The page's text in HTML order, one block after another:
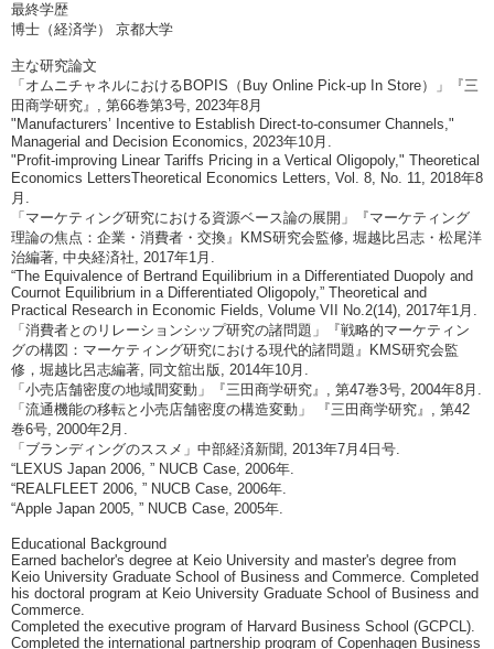
最終学歴
博士（経済学） 京都大学
主な研究論文
「オムニチャネルにおけるBOPIS（Buy Online Pick-up In Store）」『三
田商学研究』, 第66巻第3号, 2023年8月
"Manufacturers’ Incentive to Establish Direct-to-consumer Channels,"
Managerial and Decision Economics, 2023年10月.
"Profit-improving Linear Tariffs Pricing in a Vertical Oligopoly," Theoretical
Economics LettersTheoretical Economics Letters, Vol. 8, No. 11, 2018年8
月.
「マーケティング研究における資源ベース論の展開」『マーケティング
理論の焦点：企業・消費者・交換』KMS研究会監修, 堀越比呂志・松尾洋
治編著, 中央経済社, 2017年1月.
“The Equivalence of Bertrand Equilibrium in a Differentiated Duopoly and
Cournot Equilibrium in a Differentiated Oligopoly,” Theoretical and
Practical Research in Economic Fields, Volume VII No.2(14), 2017年1月.
「消費者とのリレーションシップ研究の諸問題」『戦略的マーケティン
グの構図：マーケティング研究における現代的諸問題』KMS研究会監
修，堀越比呂志編著, 同文舘出版, 2014年10月.
「小売店舗密度の地域間変動」『三田商学研究』, 第47巻3号, 2004年8月.
「流通機能の移転と小売店舗密度の構造変動」 『三田商学研究』, 第42
巻6号, 2000年2月.
「ブランディングのススメ」中部経済新聞, 2013年7月4日号.
“LEXUS Japan 2006, ” NUCB Case, 2006年.
“REALFLEET 2006, ” NUCB Case, 2006年.
“Apple Japan 2005, ” NUCB Case, 2005年.
Educational Background
Earned bachelor's degree at Keio University and master's degree from
Keio University Graduate School of Business and Commerce. Completed
his doctoral program at Keio University Graduate School of Business and
Commerce.
Completed the executive program of Harvard Business School (GCPCL).
Completed the international partnership program of Copenhagen Business